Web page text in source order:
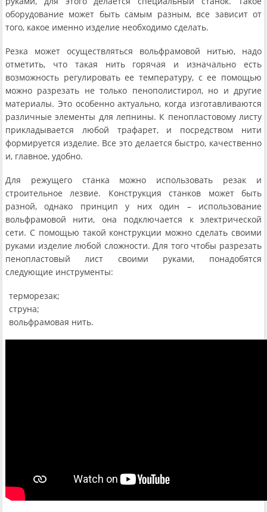
оборудование может быть самым разным, все зависит от
того, какое именно изделие необходимо сделать.
Резка может осуществляться вольфрамовой нитью, надо
отметить, что такая нить горячая и изначально есть
возможность регулировать ее температуру, с ее помощью
можно разрезать не только пенополистирол, но и другие
материалы. Это особенно актуально, когда изготавливаются
различные элементы для лепнины. К пенопластовому листу
прикладывается любой трафарет, и посредством нити
формируется изделие. Все это делается быстро, качественно
и, главное, удобно.
Для режущего станка можно использовать резак и
строительное лезвие. Конструкция станков может быть
разной, однако принцип у них один – использование
вольфрамовой нити, она подключается к электрической
сети. С помощью такой конструкции можно сделать своими
руками изделие любой сложности. Для того чтобы разрезать
пенопластовый лист своими руками, понадобятся
следующие инструменты:
терморезак;
струна;
вольфрамовая нить.